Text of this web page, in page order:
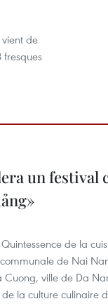
vient de
fresques
un festival
de la
de Nai
Cuong, ville de Da
la culture culinaire